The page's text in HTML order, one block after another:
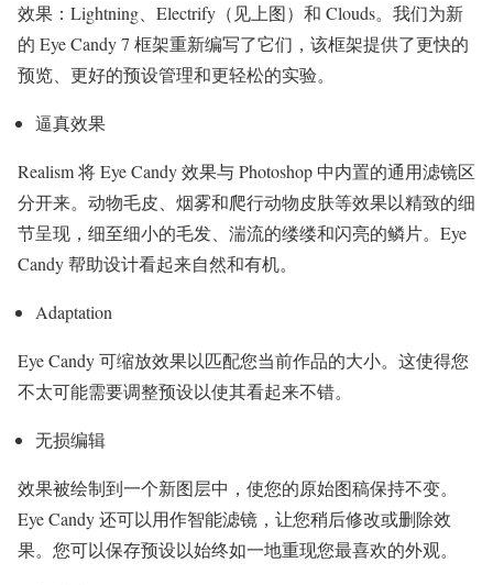
效果：Lightning、Electrify（见上图）和 Clouds。我们为新
的 Eye Candy 7 框架重新编写了它们，该框架提供了更快的
预览、更好的预设管理和更轻松的实验。
逼真效果
Realism 将 Eye Candy 效果与 Photoshop 中内置的通用滤镜区
分开来。动物毛皮、烟雾和爬行动物皮肤等效果以精致的细
节呈现，细至细小的毛发、湍流的缕缕和闪亮的鳞片。Eye
Candy 帮助设计看起来自然和有机。
Adaptation
Eye Candy 可缩放效果以匹配您当前作品的大小。这使得您
不太可能需要调整预设以使其看起来不错。
无损编辑
效果被绘制到一个新图层中，使您的原始图稿保持不变。
Eye Candy 还可以用作智能滤镜，让您稍后修改或删除效
果。您可以保存预设以始终如一地重现您最喜欢的外观。